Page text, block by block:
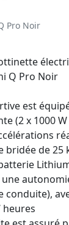
Pro Noir
Q Pro Noir
est
(2 x 1000
bridée de 25
conduite),
heures